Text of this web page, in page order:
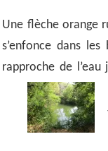
Une flèche orange
s’enfonce dans
rapproche de l’eau